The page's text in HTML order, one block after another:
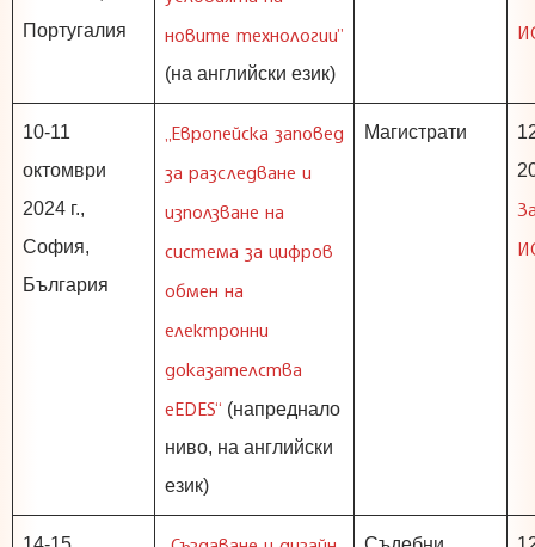
Португалия
новите технологии”
(на английски език)
10-11
октомври
2024 г.,
София,
България
„Европейска заповед
за разследване и
използване на
система за цифров
обмен на
електронни
доказателства
еЕDES“ (напреднало
ниво, на английски
език)
Магистрати